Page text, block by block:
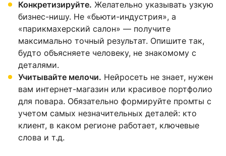
Конкретизируйте. Желательно указывать узкую
бизнес-нишу. Не «бьюти-индустрия», а
«парикмахерский салон» — получите
максимально точный результат. Опишите так,
будто объясняете человеку, не знакомому с
деталями.
Учитывайте мелочи. Нейросеть не знает, нужен
вам интернет-магазин или красивое портфолио
для повара. Обязательно формируйте промты с
учетом самых незначительных деталей: кто
клиент, в каком регионе работает, ключевые
слова и т.д.